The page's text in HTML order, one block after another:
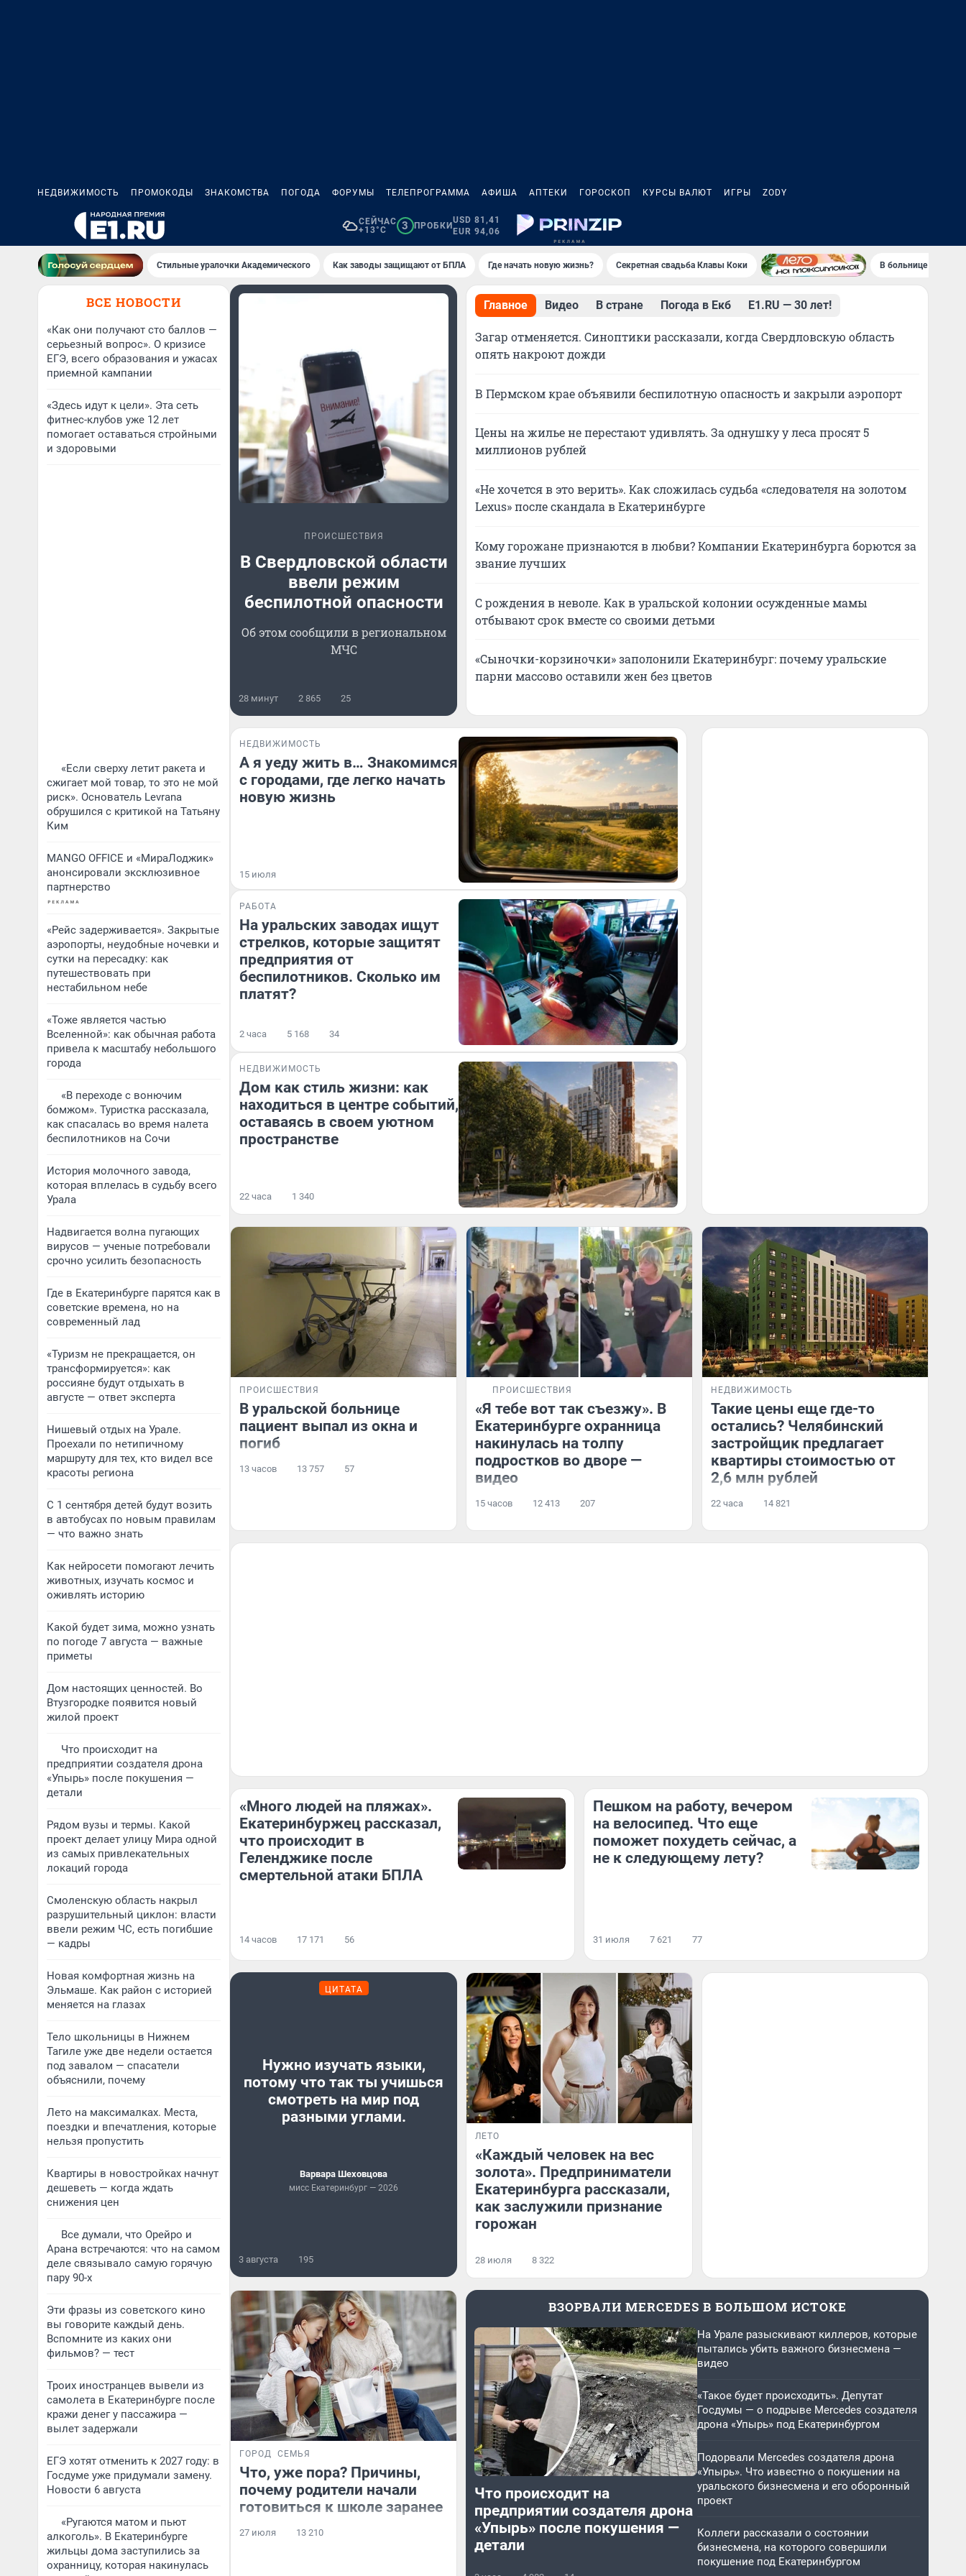
НЕДВИЖИМОСТЬ ПРОМОКОДЫ ЗНАКОМСТВА ПОГОДА ФОРУМЫ ТЕЛЕПРОГРАММА АФИША АПТЕКИ ГОРОСКОП КУРСЫ ВАЛЮТ ИГРЫ ZODY
СЕЙЧАС
+13°C
3 ПРОБКИ
USD 81,41
EUR 94,06
Стильные уралочки Академического Как заводы защищают от БПЛА Где начать новую жизнь? Секретная свадьба Клавы Коки В больнице
ВСЕ НОВОСТИ
«Как они получают сто баллов —
серьезный вопрос». О кризисе
ЕГЭ, всего образования и ужасах
приемной кампании
«Здесь идут к цели». Эта сеть
фитнес-клубов уже 12 лет
помогает оставаться стройными
и здоровыми
«Если сверху летит ракета и
сжигает мой товар, то это не мой
риск». Основатель Levrana
обрушился с критикой на Татьяну
Ким
MANGO OFFICE и «МираЛоджик»
анонсировали эксклюзивное
партнерство
«Рейс задерживается». Закрытые
аэропорты, неудобные ночевки и
сутки на пересадку: как
путешествовать при
нестабильном небе
«Тоже является частью
Вселенной»: как обычная работа
привела к масштабу небольшого
города
«В переходе с вонючим
бомжом». Туристка рассказала,
как спасалась во время налета
беспилотников на Сочи
История молочного завода,
которая вплелась в судьбу всего
Урала
Надвигается волна пугающих
вирусов — ученые потребовали
срочно усилить безопасность
Где в Екатеринбурге парятся как в
советские времена, но на
современный лад
«Туризм не прекращается, он
трансформируется»: как
россияне будут отдыхать в
августе — ответ эксперта
Нишевый отдых на Урале.
Проехали по нетипичному
маршруту для тех, кто видел все
красоты региона
С 1 сентября детей будут возить
в автобусах по новым правилам
— что важно знать
Как нейросети помогают лечить
животных, изучать космос и
оживлять историю
Какой будет зима, можно узнать
по погоде 7 августа — важные
приметы
Дом настоящих ценностей. Во
Втузгородке появится новый
жилой проект
Что происходит на
предприятии создателя дрона
«Упырь» после покушения —
детали
Рядом вузы и термы. Какой
проект делает улицу Мира одной
из самых привлекательных
локаций города
Смоленскую область накрыл
разрушительный циклон: власти
ввели режим ЧС, есть погибшие
— кадры
Новая комфортная жизнь на
Эльмаше. Как район с историей
меняется на глазах
Тело школьницы в Нижнем
Тагиле уже две недели остается
под завалом — спасатели
объяснили, почему
Лето на максималках. Места,
поездки и впечатления, которые
нельзя пропустить
Квартиры в новостройках начнут
дешеветь — когда ждать
снижения цен
Все думали, что Орейро и
Арана встречаются: что на самом
деле связывало самую горячую
пару 90-х
Эти фразы из советского кино
вы говорите каждый день.
Вспомните из каких они
фильмов? — тест
Троих иностранцев вывели из
самолета в Екатеринбурге после
кражи денег у пассажира —
вылет задержали
ЕГЭ хотят отменить к 2027 году: в
Госдуме уже придумали замену.
Новости 6 августа
«Ругаются матом и пьют
алкоголь». В Екатеринбурге
жильцы дома заступились за
охранницу, которая накинулась
ПРОИСШЕСТВИЯ
В Свердловской области
ввели режим
беспилотной опасности
Об этом сообщили в региональном
МЧС
28 минут 2 865 25
Главное Видео В стране Погода в Екб Е1.RU — 30 лет!
Загар отменяется. Синоптики рассказали, когда Свердловскую область
опять накроют дожди
В Пермском крае объявили беспилотную опасность и закрыли аэропорт
Цены на жилье не перестают удивлять. За однушку у леса просят 5
миллионов рублей
«Не хочется в это верить». Как сложилась судьба «следователя на золотом
Lexus» после скандала в Екатеринбурге
Кому горожане признаются в любви? Компании Екатеринбурга борются за
звание лучших
С рождения в неволе. Как в уральской колонии осужденные мамы
отбывают срок вместе со своими детьми
«Сыночки-корзиночки» заполонили Екатеринбург: почему уральские
парни массово оставили жен без цветов
НЕДВИЖИМОСТЬ
А я уеду жить в… Знакомимся
с городами, где легко начать
новую жизнь
15 июля
РАБОТА
На уральских заводах ищут
стрелков, которые защитят
предприятия от
беспилотников. Сколько им
платят?
2 часа 5 168 34
НЕДВИЖИМОСТЬ
Дом как стиль жизни: как
находиться в центре событий,
оставаясь в своем уютном
пространстве
22 часа 1 340
ПРОИСШЕСТВИЯ
В уральской больнице
пациент выпал из окна и
погиб
13 часов 13 757 57
ПРОИСШЕСТВИЯ
«Я тебе вот так съезжу». В
Екатеринбурге охранница
накинулась на толпу
подростков во дворе —
видео
15 часов 12 413 207
НЕДВИЖИМОСТЬ
Такие цены еще где-то
остались? Челябинский
застройщик предлагает
квартиры стоимостью от
2,6 млн рублей
22 часа 14 821
«Много людей на пляжах».
Екатеринбуржец рассказал,
что происходит в
Геленджике после
смертельной атаки БПЛА
14 часов 17 171 56
Пешком на работу, вечером
на велосипед. Что еще
поможет похудеть сейчас, а
не к следующему лету?
31 июля 7 621 77
ЦИТАТА
Нужно изучать языки,
потому что так ты учишься
смотреть на мир под
разными углами.
Варвара Шеховцова
мисс Екатеринбург — 2026
3 августа 195
ЛЕТО
«Каждый человек на вес
золота». Предприниматели
Екатеринбурга рассказали,
как заслужили признание
горожан
28 июля 8 322
ГОРОД СЕМЬЯ
Что, уже пора? Причины,
почему родители начали
готовиться к школе заранее
27 июля 13 210
ВЗОРВАЛИ MERCEDES В БОЛЬШОМ ИСТОКЕ
Что происходит на
предприятии создателя дрона
«Упырь» после покушения —
детали
На Урале разыскивают киллеров, которые
пытались убить важного бизнесмена —
видео
«Такое будет происходить». Депутат
Госдумы — о подрыве Mercedes создателя
дрона «Упырь» под Екатеринбургом
Подорвали Mercedes создателя дрона
«Упырь». Что известно о покушении на
уральского бизнесмена и его оборонный
проект
Коллеги рассказали о состоянии
бизнесмена, на которого совершили
покушение под Екатеринбургом